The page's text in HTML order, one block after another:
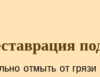
отмыть от